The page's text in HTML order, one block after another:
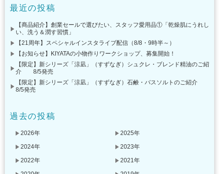
最近の投稿
【商品紹介】創業セールで選びたい、スタッフ愛用品①「乾燥肌にうれし
い、洗う＆潤す習慣」
【21周年】スペシャルインスタライブ配信（8/8・9時半～）
【お知らせ】KIYATAの小物作りワークショップ、募集開始！
【限定】新シリーズ「涼凪」（すずなぎ）シュクレ・ブレンド精油のご紹
介 8/5発売
【限定】新シリーズ「涼凪」（すずなぎ）石鹸・バスソルトのご紹介
8/5発売
過去の投稿
2026年
2025年
2024年
2023年
2022年
2021年